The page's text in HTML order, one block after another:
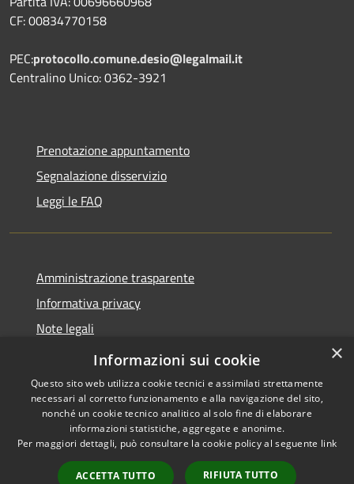
CF: 00834770158
PEC:protocollo.comune.desio@legalmail.it
Centralino Unico: 0362-3921
Prenotazione appuntamento
Segnalazione disservizio
Leggi le FAQ
Amministrazione trasparente
Informativa privacy
Note legali
Dichiarazione di accessibilità
Accessibilità
Copyright © 2026 • Comune di
Desio • Powered by
Municipium•
Accesso
×
Informazioni sui cookie
Questo sito web utilizza cookie tecnici e assimilati strettamente
necessari al corretto funzionamento e alla navigazione del sito,
nonché un cookie tecnico analitico al solo fine di elaborare
informazioni statistiche, aggregate e anonime.
Per maggiori dettagli, può consultare la cookie policy al seguente link
ACCETTA TUTTO RIFIUTA TUTTO